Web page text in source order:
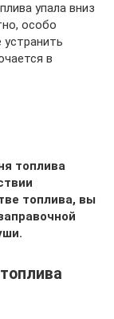
упала вниз
особо
в
топлива
топлива, вы